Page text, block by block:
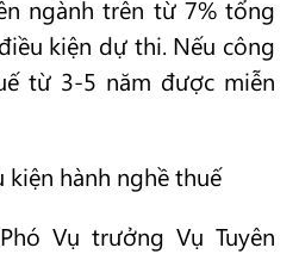
ngành trên từ 7% tổng
kiện dự thi. Nếu công
từ 3-5 năm được miễn
Vụ trưởng Vụ Tuyên